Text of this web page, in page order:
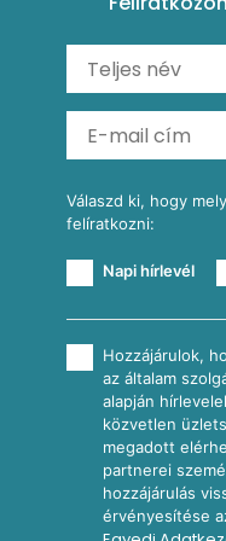
Carbonara
Shakshuka
Ratatouille
Mexikói húsleves
Almás-kéksajtos
Köretek
Reggeli receptek
Válaszd ki, hogy
felíratkozni:
Napi hírlevél
Hozzájárulok,
az általam
alapján
közvetlen
megadott
partnerei
hozzájárulás
érvényesítése